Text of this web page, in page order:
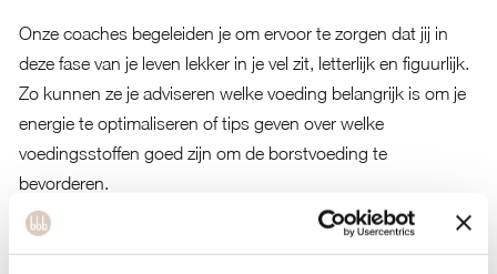
Onze coaches begeleiden je om ervoor te zorgen dat jij in
deze fase van je leven lekker in je vel zit, letterlijk en figuurlijk.
Zo kunnen ze je adviseren welke voeding belangrijk is om je
energie te optimaliseren of tips geven over welke
voedingsstoffen goed zijn om de borstvoeding te
bevorderen.
Samen stellen we haalbare doelen, welke motiveren, met een